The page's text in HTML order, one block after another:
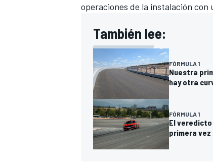
MÁS CATEGORÍAS
operaciones de la instalación con
También lee:
FÓRMULA 1
Nuestra
hay otra
FÓRMULA 1
El veredicto
primera vez